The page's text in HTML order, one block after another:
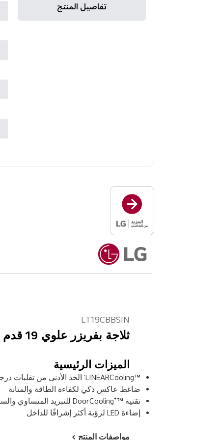
تفاصيل المنتج
LT19CBBSIN
ثلاجة بفريزر علوي 19 قدم | Smart Inverter
الميزات الرئيسية
™LINEARCooling: الحد الأدنى من تقلبات درجات الحرارة
ضاغط عاكس ذكي لكفاءة الطاقة والمتانة
تقنية ™⁺DoorCooling للتبريد المتساوي والسريع
إضاءة LED لرؤية أكثر إشراقًا للداخل
مواصفات المنتج >